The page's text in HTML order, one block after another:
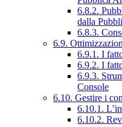
6.8.2.
dalla
6.8.3.
6.9.
6.9.1. I
6.9.2. I
6.9.3.
Console
6.10. Gestire i
6.10.1.
6.10.2.